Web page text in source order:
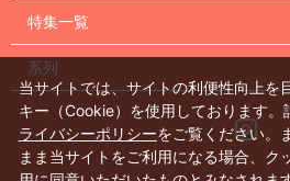
特集一覧
系列
当サイトでは、サイトの利便性向上を
キー（Cookie）を使用しております。
ライバシーポリシーをご覧ください。
まま当サイトをご利用になる場合、ク